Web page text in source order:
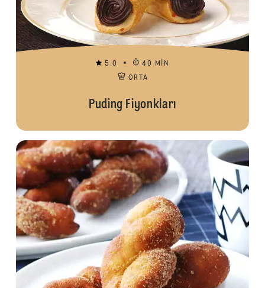
5.0
40 MIN
ORTA
Puding Fiyonkları